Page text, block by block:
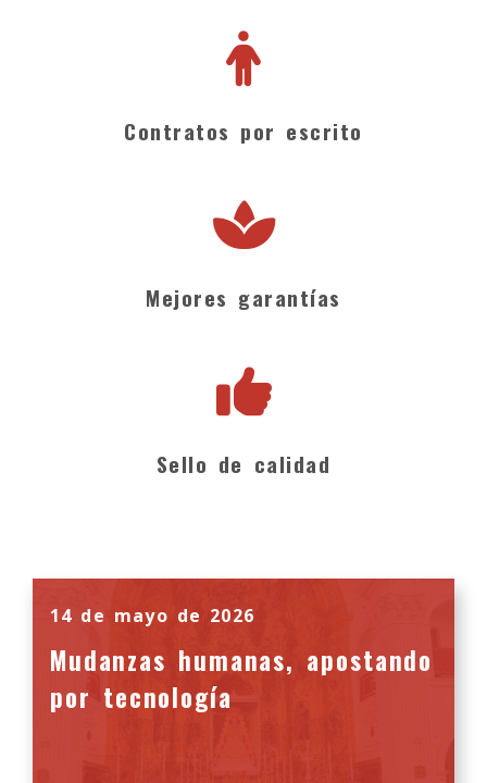
Contratos por escrito
Mejores garantías
Sello de calidad
14 de mayo de 2026
Mudanzas humanas, apostando
por tecnología